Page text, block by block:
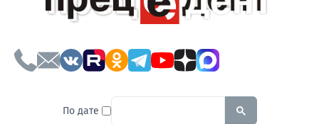
По дате To search this site, enter a